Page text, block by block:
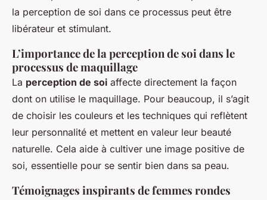
la perception de soi dans ce processus peut être
libérateur et stimulant.
L’importance de la perception de soi dans le
processus de maquillage
La perception de soi affecte directement la façon
dont on utilise le maquillage. Pour beaucoup, il s’agit
de choisir les couleurs et les techniques qui reflètent
leur personnalité et mettent en valeur leur beauté
naturelle. Cela aide à cultiver une image positive de
soi, essentielle pour se sentir bien dans sa peau.
Témoignages inspirants de femmes rondes